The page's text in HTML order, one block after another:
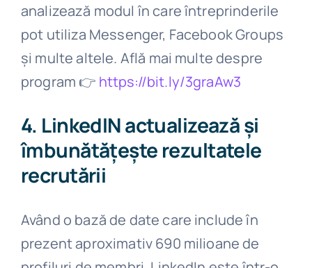
analizează modul în care întreprinderile
pot utiliza Messenger, Facebook Groups
și multe altele. Află mai multe despre
program 👉 https://bit.ly/3graAw3
4. LinkedIN actualizează și
îmbunătățește rezultatele
recrutării
Având o bază de date care include în
prezent aproximativ 690 milioane de